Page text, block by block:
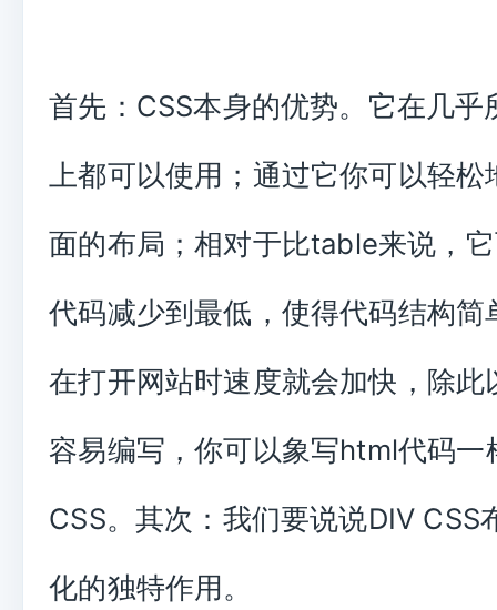
首先：CSS本身的优势。它在几乎
上都可以使用；通过它你可以轻
面的布局；相对于比table来说，
代码减少到最低，使得代码结构简
在打开网站时速度就会加快，除此
容易编写，你可以象写html代码一
CSS。其次：我们要说说DIV CSS
化的独特作用。